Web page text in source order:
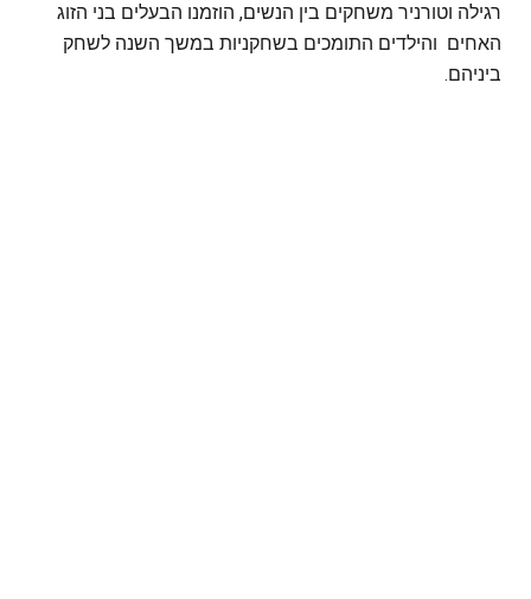
רגילה וטורניר משחקים בין הנשים, הוזמנו הבעלים בני הזוג
האחים והילדים התומכים בשחקניות במשך השנה לשחק
ביניהם.